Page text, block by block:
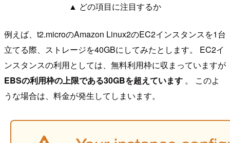
▲ どの項目に注目するか
例えば、t2.microのAmazon Linux2のEC2インスタンスを1台
立てる際、ストレージを40GBにしてみたとします。 EC2イ
ンスタンスの利用としては、無料利用枠に収まっていますが
EBSの利用枠の上限である30GBを超えています 。 このよ
うな場合は、料金が発生してしまいます。